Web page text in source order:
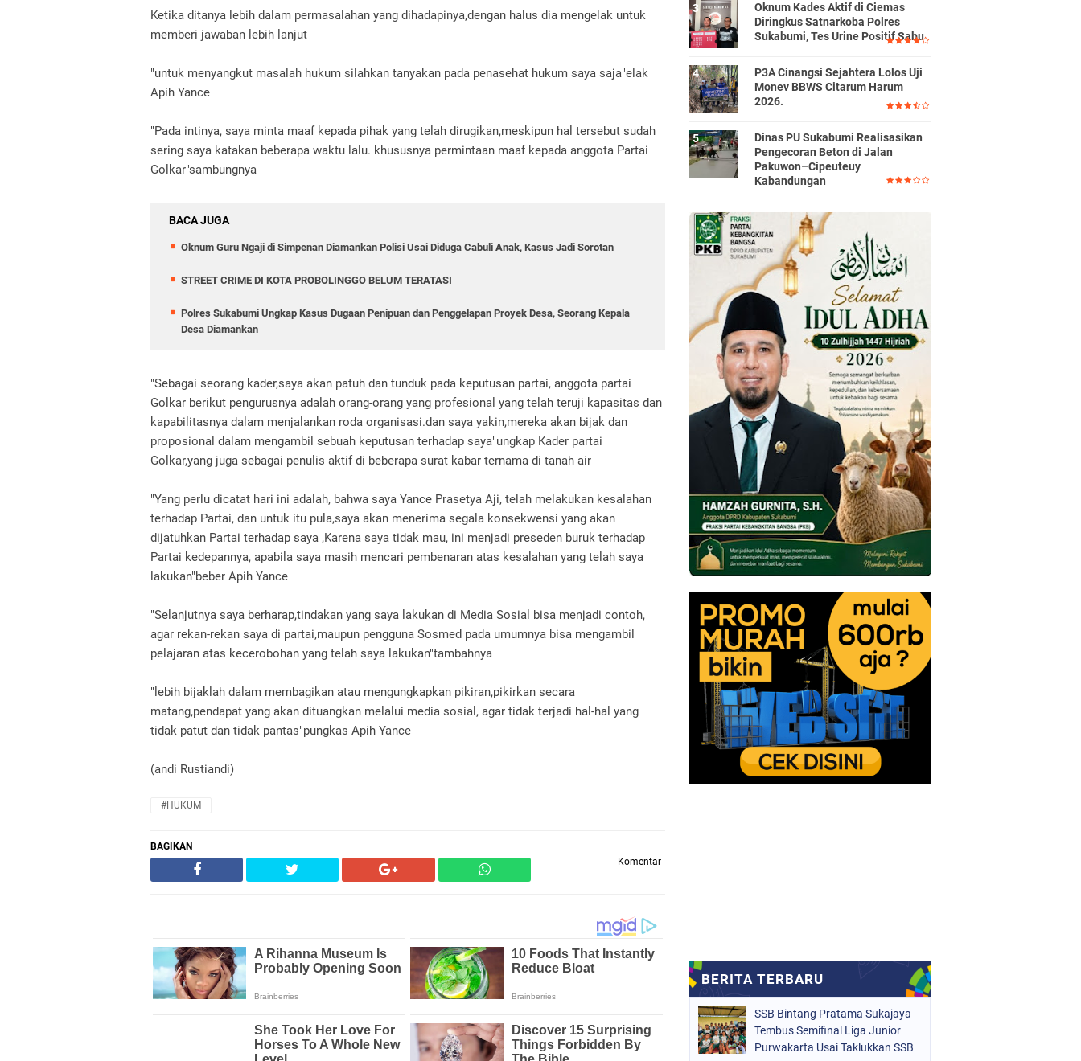
Ketika ditanya lebih dalam permasalahan yang dihadapinya,dengan halus dia mengelak untuk
memberi jawaban lebih lanjut
"untuk menyangkut masalah hukum silahkan tanyakan pada penasehat hukum saya saja"elak
Apih Yance
"Pada intinya, saya minta maaf kepada pihak yang telah dirugikan,meskipun hal tersebut sudah
sering saya katakan beberapa waktu lalu. khususnya permintaan maaf kepada anggota Partai
Golkar"sambungnya
BACA JUGA
Oknum Guru Ngaji di Simpenan Diamankan Polisi Usai Diduga Cabuli Anak, Kasus Jadi Sorotan
STREET CRIME DI KOTA PROBOLINGGO BELUM TERATASI
Polres Sukabumi Ungkap Kasus Dugaan Penipuan dan Penggelapan Proyek Desa, Seorang Kepala
Desa Diamankan
"Sebagai seorang kader,saya akan patuh dan tunduk pada keputusan partai, anggota partai
Golkar berikut pengurusnya adalah orang-orang yang profesional yang telah teruji kapasitas dan
kapabilitasnya dalam menjalankan roda organisasi.dan saya yakin,mereka akan bijak dan
proposional dalam mengambil sebuah keputusan terhadap saya"ungkap Kader partai
Golkar,yang juga sebagai penulis aktif di beberapa surat kabar ternama di tanah air
"Yang perlu dicatat hari ini adalah, bahwa saya Yance Prasetya Aji, telah melakukan kesalahan
terhadap Partai, dan untuk itu pula,saya akan menerima segala konsekwensi yang akan
dijatuhkan Partai terhadap saya ,Karena saya tidak mau, ini menjadi preseden buruk terhadap
Partai kedepannya, apabila saya masih mencari pembenaran atas kesalahan yang telah saya
lakukan"beber Apih Yance
"Selanjutnya saya berharap,tindakan yang saya lakukan di Media Sosial bisa menjadi contoh,
agar rekan-rekan saya di partai,maupun pengguna Sosmed pada umumnya bisa mengambil
pelajaran atas kecerobohan yang telah saya lakukan"tambahnya
"lebih bijaklah dalam membagikan atau mengungkapkan pikiran,pikirkan secara
matang,pendapat yang akan dituangkan melalui media sosial, agar tidak terjadi hal-hal yang
tidak patut dan tidak pantas"pungkas Apih Yance
(andi Rustiandi)
#HUKUM
BAGIKAN
Komentar
Oknum Kades Aktif di Ciemas
Diringkus Satnarkoba Polres
Sukabumi, Tes Urine Positif Sabu
P3A Cinangsi Sejahtera Lolos Uji
Monev BBWS Citarum Harum
2026.
Dinas PU Sukabumi Realisasikan
Pengecoran Beton di Jalan
Pakuwon–Cipeuteuy
Kabandungan
SSB Bintang Pratama Sukajaya
Tembus Semifinal Liga Junior
Purwakarta Usai Taklukkan SSB